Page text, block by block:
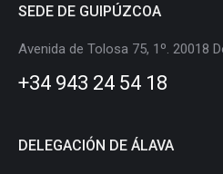
opens
window
opens
window
opens
in
window
opens
in
window
opens
in
window
in
SEDE DE GUIPÚZCOA
Avenida de Tolosa 75, 1º. 20018
+34 943 24 54 18
DELEGACIÓN DE ÁLAVA